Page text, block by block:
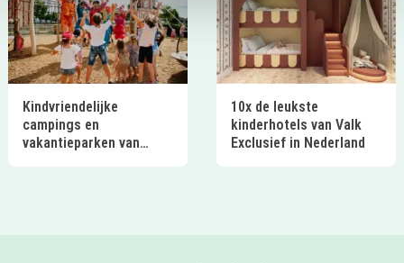
Kindvriendelijke
campings en
vakantieparken van
10x de leukste
kinderhotels van Valk
Exclusief in Nederland